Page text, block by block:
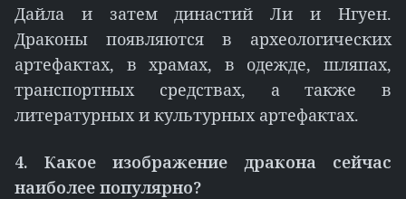
Дайла и затем династий Ли и Нгуен.
Драконы появляются в археологических
артефактах, в храмах, в одежде, шляпах,
транспортных средствах, а также в
литературных и культурных артефактах.
4. Какое изображение дракона сейчас
наиболее популярно?